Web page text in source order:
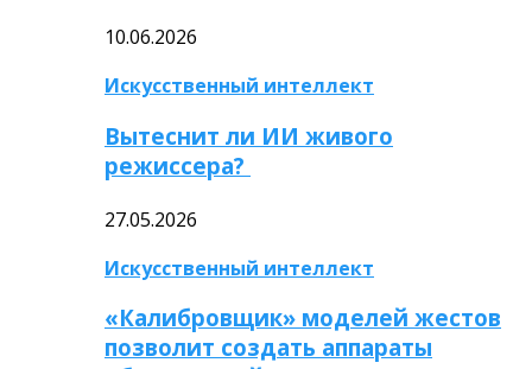
10.06.2026
Искусственный интеллект
Вытеснит ли ИИ живого
режиссера?
27.05.2026
Искусственный интеллект
«Калибровщик» моделей жестов
позволит создать аппараты